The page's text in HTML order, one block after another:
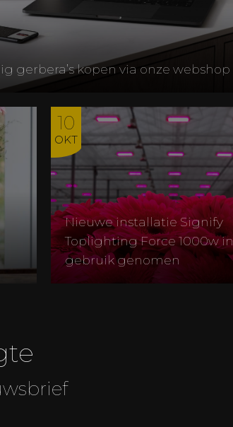
gerbera’s kopen via onze webshop
10
OKT
Nieuwe installatie Signify
Toplighting Force 1000w in
gebruik genomen